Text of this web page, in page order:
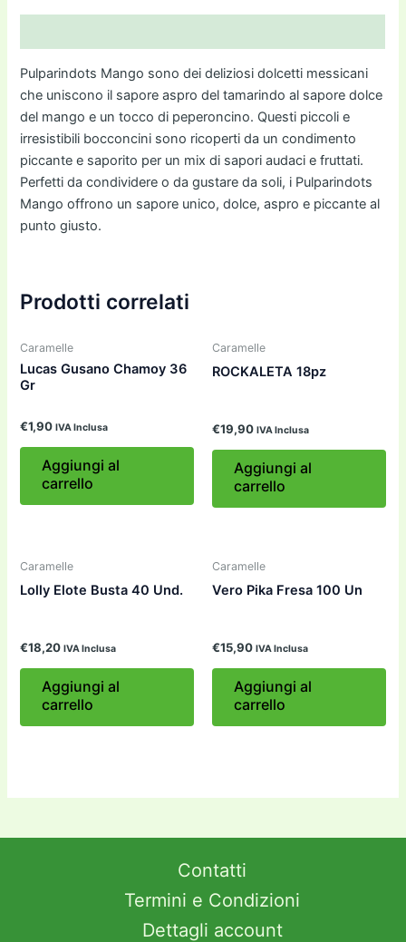
Pulparindots Mango sono dei deliziosi dolcetti messicani
che uniscono il sapore aspro del tamarindo al sapore dolce
del mango e un tocco di peperoncino. Questi piccoli e
irresistibili bocconcini sono ricoperti da un condimento
piccante e saporito per un mix di sapori audaci e fruttati.
Perfetti da condividere o da gustare da soli, i Pulparindots
Mango offrono un sapore unico, dolce, aspro e piccante al
punto giusto.
Prodotti correlati
Caramelle
Lucas Gusano Chamoy 36
Gr
€1,90 IVA Inclusa
Aggiungi al
carrello
Caramelle
ROCKALETA 18pz
€19,90 IVA Inclusa
Aggiungi al
carrello
Caramelle
Lolly Elote Busta 40 Und.
€18,20 IVA Inclusa
Aggiungi al
carrello
Caramelle
Vero Pika Fresa 100 Un
€15,90 IVA Inclusa
Aggiungi al
carrello
Contatti
Termini e Condizioni
Dettagli account